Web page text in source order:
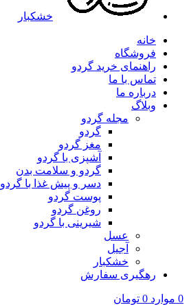
خشکبار
خانه
فروشگاه
راهنمای خرید گردو
تماس با ما
درباره ما
وبلاگ
مجله گردو
گردو
مغز گردو
آشپزی با گردو
گردو و سلامت بدن
دسر و پیش غذا با گردو
پوست گردو
روغن گردو
شیرینی با گردو
عسل
آجیل
خشکبار
رهگیری سفارش
0 موارد 0 تومان